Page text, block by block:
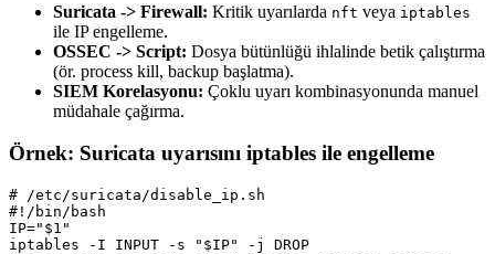
Suricata -> Firewall: Kritik uyarılarda nft veya iptables
ile IP engelleme.
OSSEC -> Script: Dosya bütünlüğü ihlalinde betik çalıştırma
(ör. process kill, backup başlatma).
SIEM Korelasyonu: Çoklu uyarı kombinasyonunda manuel
müdahale çağırma.
Örnek: Suricata uyarısını iptables ile engelleme
# /etc/suricata/disable_ip.sh
#!/bin/bash
IP="$1"
iptables -I INPUT -s "$IP" -j DROP